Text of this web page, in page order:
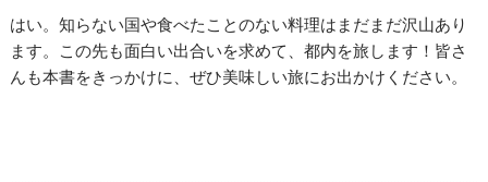
はい。知らない国や食べたことのない料理はまだまだ沢山あり
ます。この先も面白い出合いを求めて、都内を旅します！皆さ
んも本書をきっかけに、ぜひ美味しい旅にお出かけください。